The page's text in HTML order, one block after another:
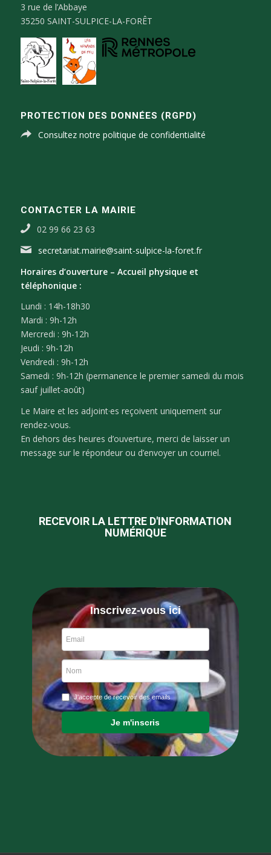
3 rue de l’Abbaye
35250 SAINT-SULPICE-LA-FORÊT
PROTECTION DES DONNÉES (RGPD)
Consultez notre politique de confidentialité
CONTACTER LA MAIRIE
02 99 66 23 63
secretariat.mairie@saint-sulpice-la-foret.fr
Horaires d’ouverture – Accueil physique et
téléphonique :
Lundi : 14h-18h30
Mardi : 9h-12h
Mercredi : 9h-12h
Jeudi : 9h-12h
Vendredi : 9h-12h
Samedi : 9h-12h (permanence le premier samedi du mois
sauf juillet-août)
Le Maire et les adjoint·es reçoivent uniquement sur
rendez-vous.
En dehors des heures d’ouverture, merci de laisser un
message sur le répondeur ou d’envoyer un courriel.
RECEVOIR LA LETTRE D'INFORMATION
NUMÉRIQUE
Inscrivez-vous ici
J'accepte de recevoir des emails
Je m'inscris